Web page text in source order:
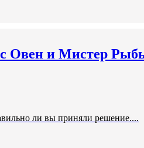
Овен и Мистер
ли вы приняли решение....